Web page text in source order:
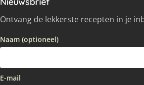
Ontvang de lekkerste recepten in je
Naam (optioneel)
E-mail